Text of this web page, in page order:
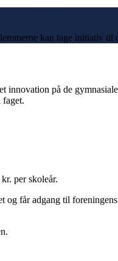
kan tage initiativ
innovation på de
faget.
per skoleår.
får adgang til